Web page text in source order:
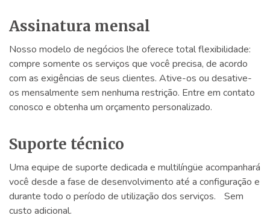
Assinatura mensal
Nosso modelo de negócios lhe oferece total flexibilidade:
compre somente os serviços que você precisa, de acordo
com as exigências de seus clientes. Ative-os ou desative-
os mensalmente sem nenhuma restrição. Entre em contato
conosco e obtenha um orçamento personalizado.
Suporte técnico
Uma equipe de suporte dedicada e multilíngüe acompanhará
você desde a fase de desenvolvimento até a configuração e
durante todo o período de utilização dos serviços. Sem
custo adicional.